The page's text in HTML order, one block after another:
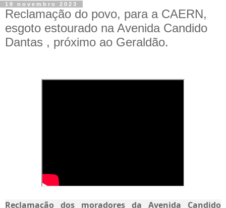
18 novembro 2023
Reclamação do povo, para a CAERN,
esgoto estourado na Avenida Candido
Dantas , próximo ao Geraldão.
Reclamação dos moradores da Avenida Candido